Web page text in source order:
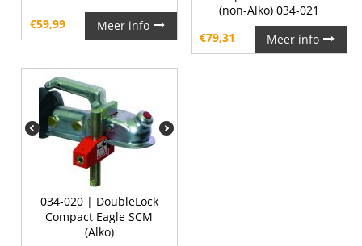
€59,99 Meer info
(non-Alko) 034-021
€79,31 Meer info
034-020 | DoubleLock
Compact Eagle SCM
(Alko)